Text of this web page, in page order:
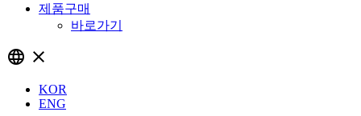
제품구매
바로가기
language close
KOR
ENG